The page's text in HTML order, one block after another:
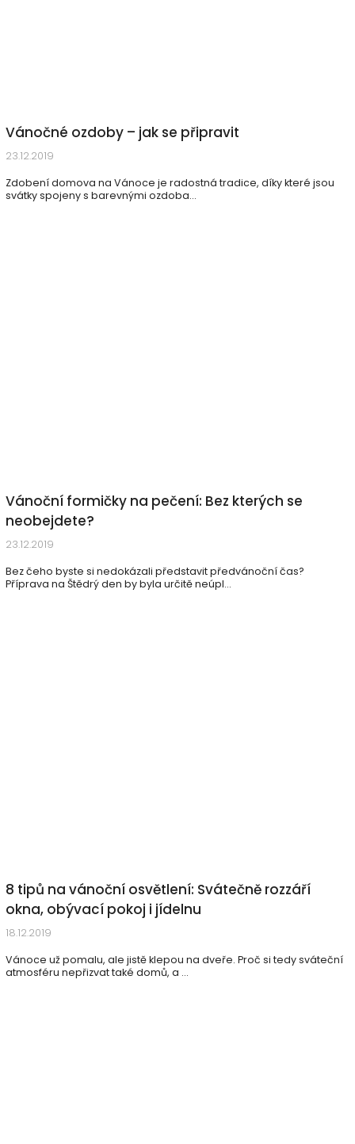
Vánočné ozdoby – jak se připravit
23.12.2019
Zdobení domova na Vánoce je radostná tradice, díky které jsou
svátky spojeny s barevnými ozdoba...
Vánoční formičky na pečení: Bez kterých se
neobejdete?
23.12.2019
Bez čeho byste si nedokázali představit předvánoční čas?
Příprava na Štědrý den by byla určitě neúpl...
8 tipů na vánoční osvětlení: Svátečně rozzáří
okna, obývací pokoj i jídelnu
18.12.2019
Vánoce už pomalu, ale jistě klepou na dveře. Proč si tedy sváteční
atmosféru nepřizvat také domů, a ...